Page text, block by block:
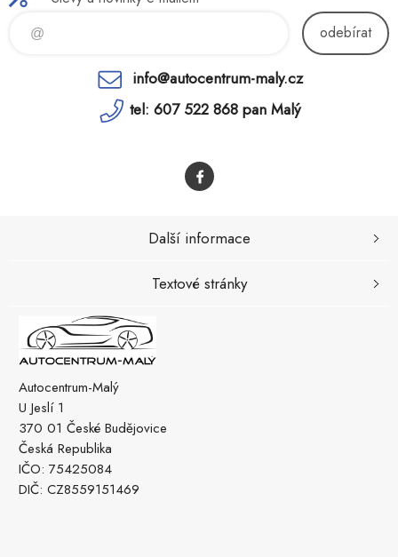
odebírat
info@autocentrum-maly.cz
tel: 607 522 868 pan Malý
Autocentrum-Malý
U Jeslí 1
370 01 České Budějovice
Česká Republika
IČO: 75425084
DIČ: CZ8559151469
Další informace
Textové stránky